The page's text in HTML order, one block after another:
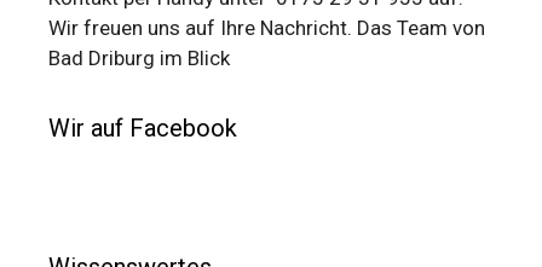
Wir freuen uns auf Ihre Nachricht. Das Team von
Bad Driburg im Blick
Wir auf Facebook